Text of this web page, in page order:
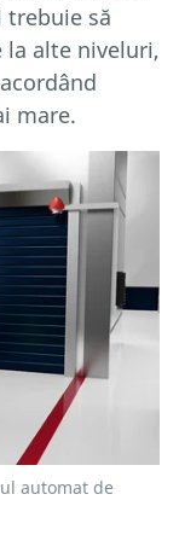
trebuie să
la alte niveluri,
mare.
automat de